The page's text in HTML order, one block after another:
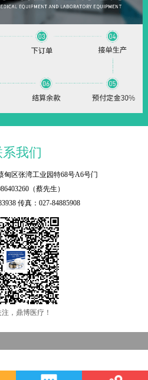
我们
甸区张湾工业园特68号A6号门
（蔡先生）
传真：027-84885908
，鼎博医疗！